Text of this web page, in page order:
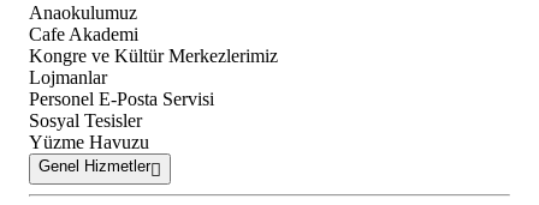
Anaokulumuz
Cafe Akademi
Kongre ve Kültür Merkezlerimiz
Lojmanlar
Personel E-Posta Servisi
Sosyal Tesisler
Yüzme Havuzu
Genel Hizmetler